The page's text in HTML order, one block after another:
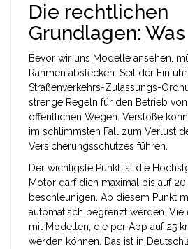
Die rechtlichen
Grundlagen:
Bevor wir uns Modelle ansehen,
Rahmen abstecken. Seit der
Straßenverkehrs-Zulassungs-
strenge Regeln für den Betrieb
öffentlichen Wegen. Verstöße
im schlimmsten Fall zum Verlust
Versicherungsschutzes führen.
Der wichtigste Punkt ist die
Motor darf dich maximal bis auf
beschleunigen. Ab diesem Punkt
automatisch begrenzt werden.
mit Modellen, die per App auf 25
werden können. Das ist in